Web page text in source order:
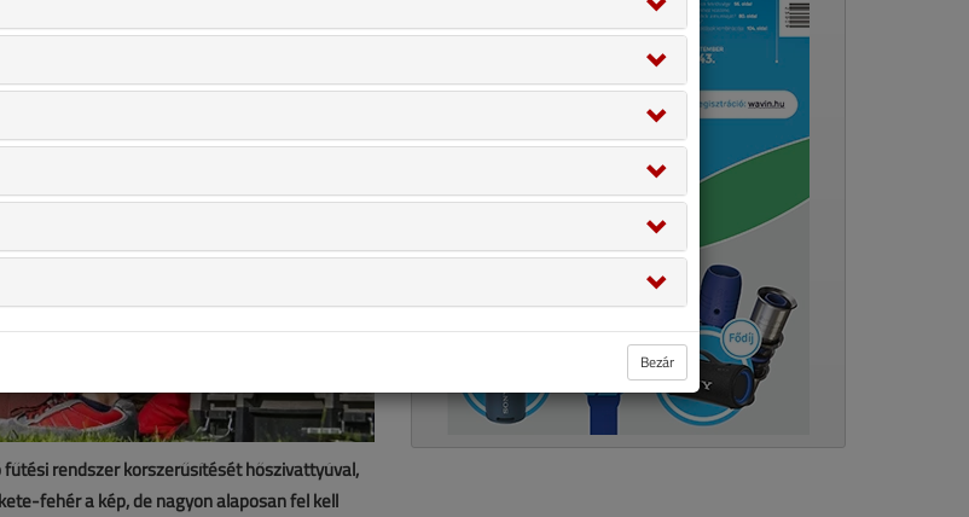
rendszer korszerűsítését hőszivattyúval,
fehér a kép, de nagyon alaposan fel kell
Bezár